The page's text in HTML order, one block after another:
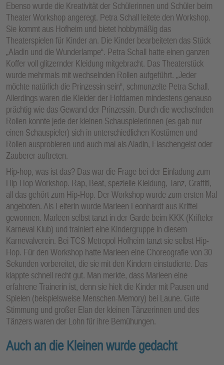
Ebenso wurde die Kreativität der Schülerinnen und Schüler beim
Theater Workshop angeregt. Petra Schall leitete den Workshop.
Sie kommt aus Hofheim und bietet hobbymäßig das
Theaterspielen für Kinder an. Die Kinder bearbeiteten das Stück
„Aladin und die Wunderlampe“. Petra Schall hatte einen ganzen
Koffer voll glitzernder Kleidung mitgebracht. Das Theaterstück
wurde mehrmals mit wechselnden Rollen aufgeführt. „Jeder
möchte natürlich die Prinzessin sein“, schmunzelte Petra Schall.
Allerdings waren die Kleider der Hofdamen mindestens genauso
prächtig wie das Gewand der Prinzessin. Durch die wechselnden
Rollen konnte jede der kleinen Schauspielerinnen (es gab nur
einen Schauspieler) sich in unterschiedlichen Kostümen und
Rollen ausprobieren und auch mal als Aladin, Flaschengeist oder
Zauberer auftreten.
Hip-hop, was ist das? Das war die Frage bei der Einladung zum
Hip-Hop Workshop. Rap, Beat, spezielle Kleidung, Tanz, Graffiti,
all das gehört zum Hip-Hop. Der Workshop wurde zum ersten Mal
angeboten. Als Leiterin wurde Marleen Leonhardt aus Kriftel
gewonnen. Marleen selbst tanzt in der Garde beim KKK (Krifteler
Karneval Klub) und trainiert eine Kindergruppe in diesem
Karnevalverein. Bei TCS Metropol Hofheim tanzt sie selbst Hip-
Hop. Für den Workshop hatte Marleen eine Choreografie von 30
Sekunden vorbereitet, die sie mit den Kindern einstudierte. Das
klappte schnell recht gut. Man merkte, dass Marleen eine
erfahrene Trainerin ist, denn sie hielt die Kinder mit Pausen und
Spielen (beispielsweise Menschen-Memory) bei Laune. Gute
Stimmung und großer Elan der kleinen Tänzerinnen und des
Tänzers waren der Lohn für ihre Bemühungen.
Auch an die Kleinen wurde gedacht